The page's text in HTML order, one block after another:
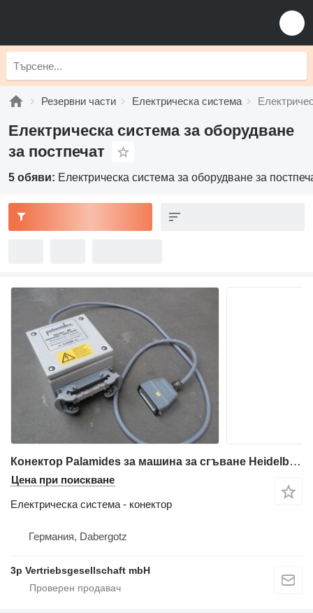
Резервни части Електрическа система
Електрическа система за оборудване
за постпечат
5 обяви: Електрическа система за оборудване за
Конектор Palamides за машина за сгъване Heidelberg Stahl
Цена при поискване
Електрическа система - конектор
Германия, Dabergotz
3p Vertriebsgesellschaft mbH